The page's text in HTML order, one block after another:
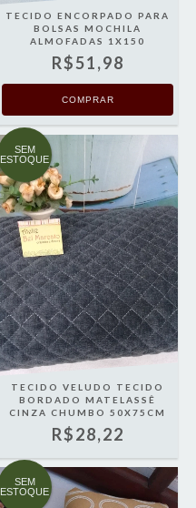
TECIDO ENCORPADO PARA
BOLSAS MOCHILA
ALMOFADAS 1X150
R$51,98
SEM
ESTOQUE
TECIDO VELUDO TECIDO
BORDADO MATELASSÊ
CINZA CHUMBO 50X75CM
R$28,22
SEM
ESTOQUE